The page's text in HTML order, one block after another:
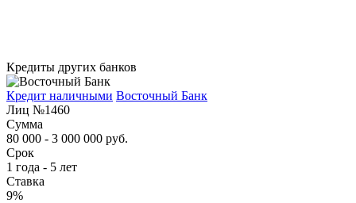
Кредиты других банков
Кредит наличными Восточный Банк
Лиц №1460
Сумма
80 000 - 3 000 000 руб.
Срок
1 года - 5 лет
Ставка
9%